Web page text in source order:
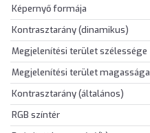
Képernyő formája
Kontrasztarány (dinamikus)
Megjelenítési terület szélessége
Megjelenítési terület magassága
Kontrasztarány (általános)
RGB színtér